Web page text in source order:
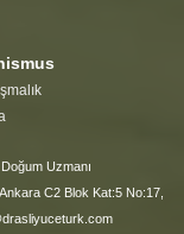
Uzmanı
C2 Blok Kat:5 No:17,